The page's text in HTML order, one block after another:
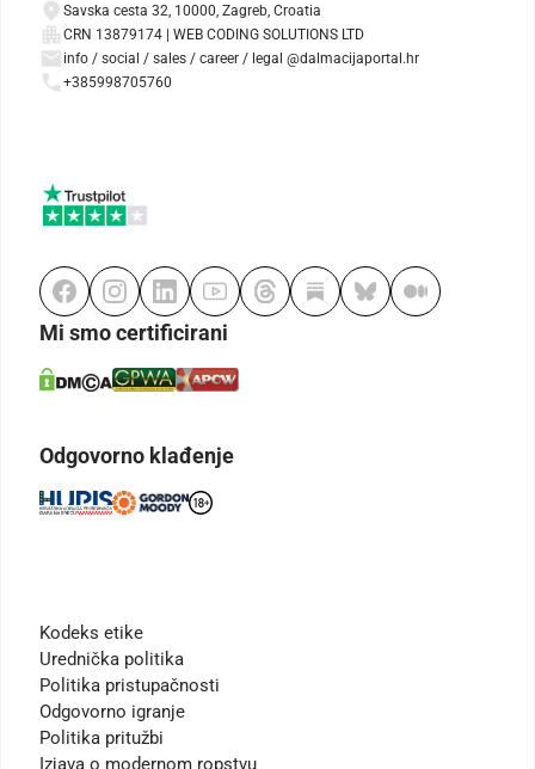
Savska cesta 32, 10000, Zagreb, Croatia
CRN 13879174 | WEB CODING SOLUTIONS LTD
info / social / sales / career / legal @dalmacijaportal.hr
+385998705760
Mi smo certificirani
Odgovorno klađenje
Kodeks etike
Urednička politika
Politika pristupačnosti
Odgovorno igranje
Politika pritužbi
Izjava o modernom ropstvu